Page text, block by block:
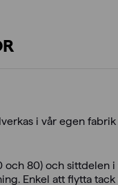
i vår egen fabrik
och 80) och sittdelen
Enkel att flytta